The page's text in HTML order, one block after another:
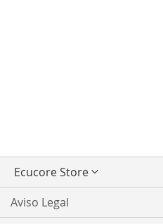
tiendaEcucore Store
Aviso Legal